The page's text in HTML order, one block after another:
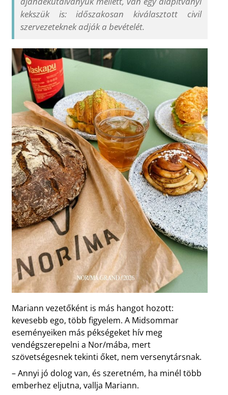
kekszük is: időszakosan kiválasztott civil
szervezeteknek adják a bevételét.
Mariann vezetőként is más hangot hozott:
kevesebb ego, több figyelem. A Midsommar
eseményeiken más pékségeket hív meg
vendégszerepelni a Nor/mába, mert
szövetségesnek tekinti őket, nem versenytársnak.
– Annyi jó dolog van, és szeretném, ha minél több
emberhez eljutna, vallja Mariann.